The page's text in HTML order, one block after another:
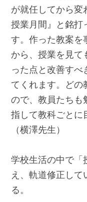
が就任してから変
授業月間』と銘打
す。作った教案を
から、授業を見て
った点と改善すべ
てくれます。どの
ので、教員たちも
指して教科ごとに
（横澤先生）
学校生活の中で「
え、軌道修正し
る。